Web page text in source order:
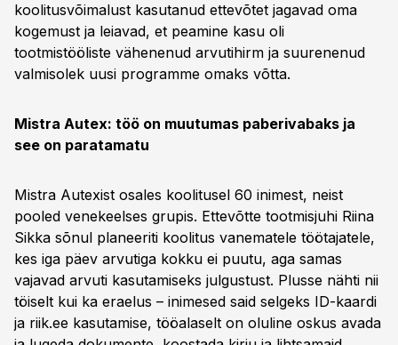
koolitusvõimalust kasutanud ettevõtet jagavad oma
kogemust ja leiavad, et peamine kasu oli
tootmistööliste vähenenud arvutihirm ja suurenenud
valmisolek uusi programme omaks võtta.
Mistra Autex: töö on muutumas paberivabaks ja
see on paratamatu
Mistra Autexist osales koolitusel 60 inimest, neist
pooled venekeelses grupis. Ettevõtte tootmisjuhi Riina
Sikka sõnul planeeriti koolitus vanematele töötajatele,
kes iga päev arvutiga kokku ei puutu, aga samas
vajavad arvuti kasutamiseks julgustust. Plusse nähti nii
töiselt kui ka eraelus – inimesed said selgeks ID-kaardi
ja riik.ee kasutamise, tööalaselt on oluline oskus avada